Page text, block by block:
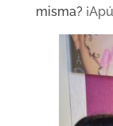
misma?